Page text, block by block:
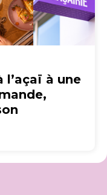
l’açaï à une